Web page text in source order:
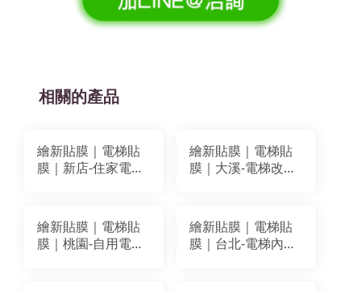
相關的產品
繪新貼膜｜電梯貼
膜｜新店-住家電梯
BA059
繪新貼膜｜電梯貼
膜｜大溪-電梯改色
PM003
繪新貼膜｜電梯貼
膜｜桃園-自用電梯
繪新貼膜｜電梯貼
膜｜台北-電梯內箱